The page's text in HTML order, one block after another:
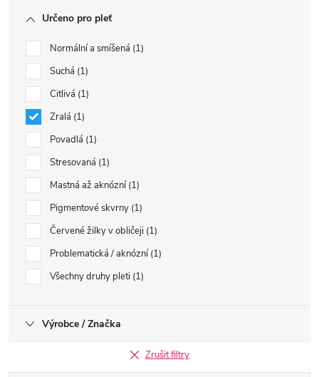
Určeno pro pleť
Normální a smíšená 1
Suchá 1
Citlivá 1
Zralá 1
Povadlá 1
Stresovaná 1
Mastná až aknózní 1
Pigmentové skvrny 1
Červené žilky v obličeji 1
Problematická / aknózní 1
Všechny druhy pleti 1
Výrobce / Značka
Zrušit filtry